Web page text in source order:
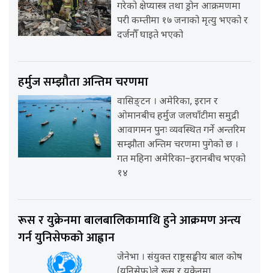
गरेको क्षेप्यास्त्र तथा ड्रोन आक्रमणमा
परी कम्तीमा १७ जनाको मृत्यु भएको र
दर्जनौँ घाइते भएको
हर्मुज सम्झौता अन्तिम चरणमा
वासिङ्टन । अमेरिका, इरान र
ओमानबीच हर्मुज जलघाँटीमा समुद्री
आवागमन पुनः व्यवस्थित गर्ने अन्तरिम
सम्झौता अन्तिम चरणमा पुगेको छ ।
गत महिना अमेरिका–इरानबीच भएको
१४
रूस र युक्रेनमा बालबालिकामाथि हुने आक्रमण अन्त्य
गर्न युनिसेफको आह्वान
जेनेभा । संयुक्त राष्ट्रसङ्घीय बाल कोष